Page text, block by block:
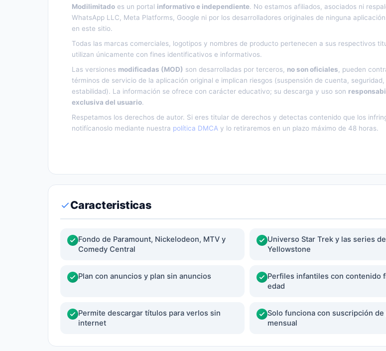
Modilimitado es un portal informativo e independiente. No estamos afiliados, asociados ni
WhatsApp LLC, Meta Platforms, Google ni por los desarrolladores originales de ninguna
en este sitio.
Todas las marcas comerciales, logotipos y nombres de producto pertenecen a sus respectivos
utilizan únicamente con fines identificativos e informativos.
Las versiones modificadas (MOD) son desarrolladas por terceros, no son oficiales, pueden
términos de servicio de la aplicación original e implican riesgos (suspensión de cuenta, seguridad,
estabilidad). La información se ofrece con carácter educativo; su descarga y uso son
exclusiva del usuario.
Respetamos los derechos de autor. Si eres titular de derechos y detectas contenido que los
notifícanoslo mediante nuestra política DMCA y lo retiraremos en un plazo máximo de 48 horas.
Caracteristicas
Fondo de Paramount, Nickelodeon, MTV y
Comedy Central
Universo Star Trek y las series de
Yellowstone
Plan con anuncios y plan sin anuncios
Perfiles infantiles con contenido
edad
Permite descargar títulos para verlos sin
internet
Solo funciona con suscripción de
mensual